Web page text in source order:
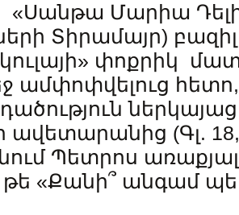
«Սանթա Մարիա Դելի
Տիրամայր)
փոքրիկ
ամփոփվելուց
(Գլ. 18,
Պետրոս
թե «Քանի՞ անգամ